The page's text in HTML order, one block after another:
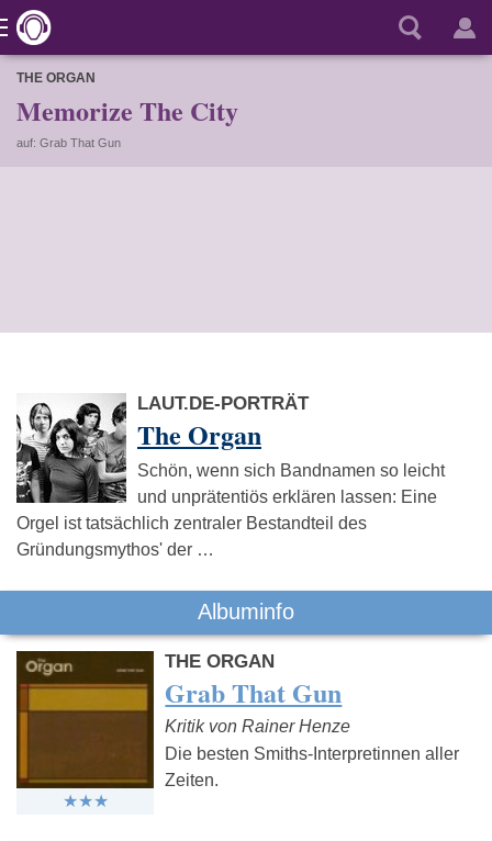
THE ORGAN
Memorize The City
auf: Grab That Gun
LAUT.DE-PORTRÄT
The Organ
Schön, wenn sich Bandnamen so leicht
und unprätentiös erklären lassen: Eine
Orgel ist tatsächlich zentraler Bestandteil des
Gründungsmythos' der …
Albuminfo
THE ORGAN
Grab That Gun
Kritik von Rainer Henze
Die besten Smiths-Interpretinnen aller
Zeiten.